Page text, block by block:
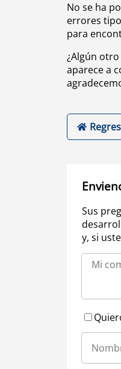
No se ha
errores
para
¿Algún
aparece a
Sus
y, si